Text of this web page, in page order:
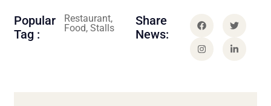
Popular
Tag :
Restaurant,
Food, Stalls
Share
News: